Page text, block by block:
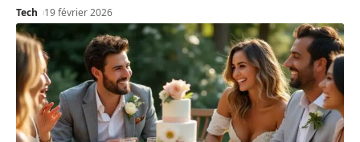
Tech 19 février 2026